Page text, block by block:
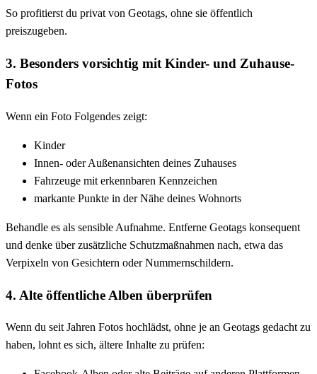
So profitierst du privat von Geotags, ohne sie öffentlich
preiszugeben.
3. Besonders vorsichtig mit Kinder- und Zuhause-
Fotos
Wenn ein Foto Folgendes zeigt:
Kinder
Innen- oder Außenansichten deines Zuhauses
Fahrzeuge mit erkennbaren Kennzeichen
markante Punkte in der Nähe deines Wohnorts
Behandle es als sensible Aufnahme. Entferne Geotags konsequent
und denke über zusätzliche Schutzmaßnahmen nach, etwa das
Verpixeln von Gesichtern oder Nummernschildern.
4. Alte öffentliche Alben überprüfen
Wenn du seit Jahren Fotos hochlädst, ohne je an Geotags gedacht zu
haben, lohnt es sich, ältere Inhalte zu prüfen: